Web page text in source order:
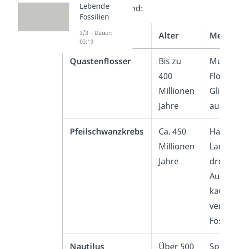
Beispieledafür sind:
Tierart Alter
Quastenflosser
Bis zu
400
Millionen
Jahre
Pfeilschwanzkrebs
Ca. 450
Millionen
Jahre
drei
Nautilus
Über 500
Lebende
Fossilien
3/3 – Dauer:
03:19